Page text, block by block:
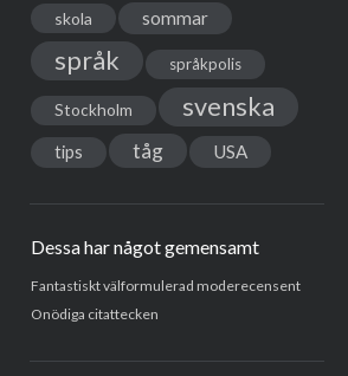
skola sommar
språk språkpolis
Stockholm svenska
tips tåg USA
Dessa har något gemensamt
Fantastiskt välformulerad moderecensent
Onödiga citattecken